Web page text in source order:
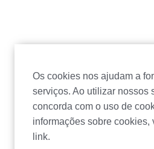
Os cookies nos ajudam a
serviços. Ao utilizar nossos
concorda com o uso de
informações sobre cookies,
link.